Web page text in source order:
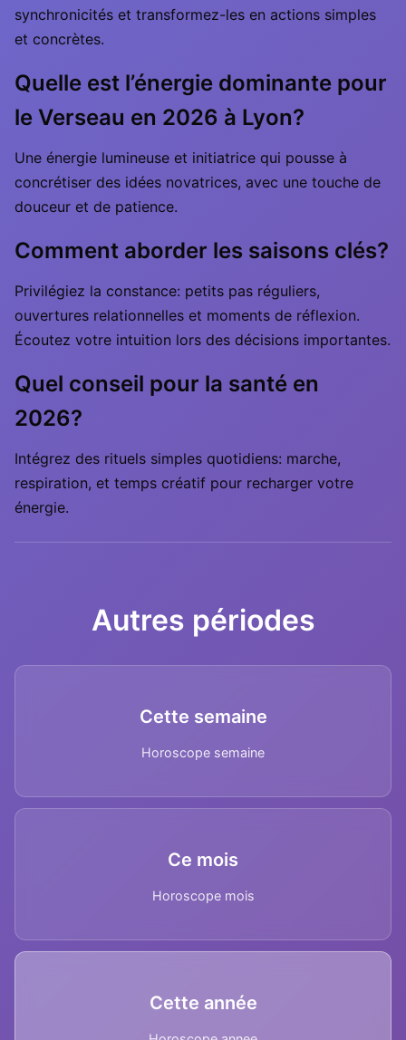
synchronicités et transformez-les en actions simples
et concrètes.
Quelle est l’énergie dominante pour
le Verseau en 2026 à Lyon?
Une énergie lumineuse et initiatrice qui pousse à
concrétiser des idées novatrices, avec une touche de
douceur et de patience.
Comment aborder les saisons clés?
Privilégiez la constance: petits pas réguliers,
ouvertures relationnelles et moments de réflexion.
Écoutez votre intuition lors des décisions importantes.
Quel conseil pour la santé en
2026?
Intégrez des rituels simples quotidiens: marche,
respiration, et temps créatif pour recharger votre
énergie.
Autres périodes
Cette semaine
Horoscope semaine
Ce mois
Horoscope mois
Cette année